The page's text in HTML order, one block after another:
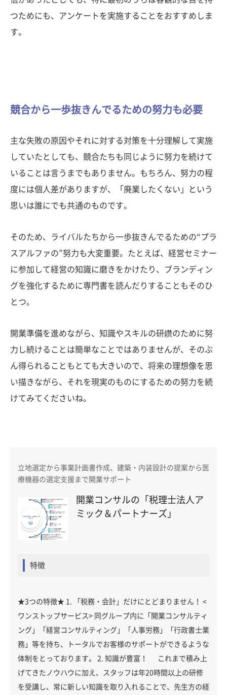
つためにも、アンケートを実施することをおすすめしま
す。
競合から一歩抜きんでるための努力も必要
主な失敗の原因やそれに対する対策を十分理解して実施
していたとしても、競合たちも同じように努力を続けて
いることは言うまでもありません。もちろん、努力の程
度には個人差がありますが、「廃業したくない」という
思いは誰にでも共通のものです。
そのため、ライバルたちから一歩抜きんでるための“プラ
スアルファの”努力も大変重要。たとえば、経営セミナー
に参加して経営の知識に磨きをかけたり、ブランディン
グを強化するために専門書を読んだりすることもそのひ
とつ。
開業準備を進めながら、知識やスキルの研鑽のために努
力し続けることは簡単なことではありませんが、そのぶ
ん得られることもとても大きいので、将来の理想像を思
い描きながら、それを現実のものにするための努力を続
けてみてくださいね。
立地選定から事業計画書作成、建築・内装設計の提案から医
療機器の選定支援まで開業サポート
開業コンサルの「税理士法人ア
ミック＆パートナーズ」
特徴
★3つの特徴★ 1. 「税務・会計」だけにとどまりません！ <
ワンストップサービス> 同グループ内に「開業コンサルティ
ング」「経営コンサルティング」「人事労務」「行政書士業
務」等を持ち、トータルでお客様のサポートができるような
体制をとっております。 2. 知識が豊富！ これまで積み上
げてきたノウハウに加え、スタッフは年20時間以上の研修
を受講し、常に新しい知識を取り入れることで、先生方の経